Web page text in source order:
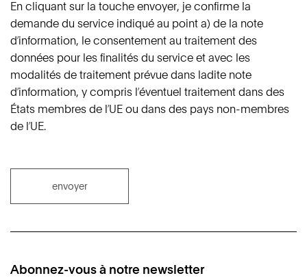
En cliquant sur la touche envoyer, je confirme la
demande du service indiqué au point a) de la note
d’information, le consentement au traitement des
données pour les finalités du service et avec les
modalités de traitement prévue dans ladite note
d’information, y compris l’éventuel traitement dans des
États membres de l’UE ou dans des pays non-membres
de l’UE.
envoyer
Abonnez-vous à notre newsletter